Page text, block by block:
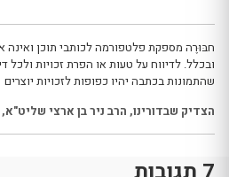
חבּוּרֶה מספקת פלטפורמה לכותבי תוכן ואינה
ובכלל. לדיווח על טעות או הפרת זכויות ולכל
שהתמונות בכתבה יהיו כפופות לזכויות יוצרים
הצדיק שבדורינו, הרב ניר בן ארצי שליט"א,